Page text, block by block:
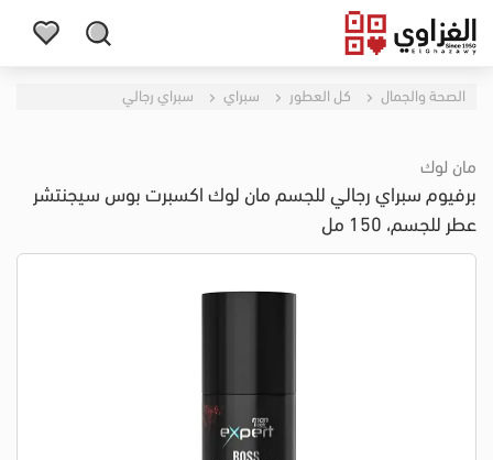
الصحة والجمال كل العطور سبراي سبراي رجالي
مان لوك
برفيوم سبراي رجالي للجسم مان لوك اكسبرت بوس سيجنتشر
عطر للجسم، 150 مل